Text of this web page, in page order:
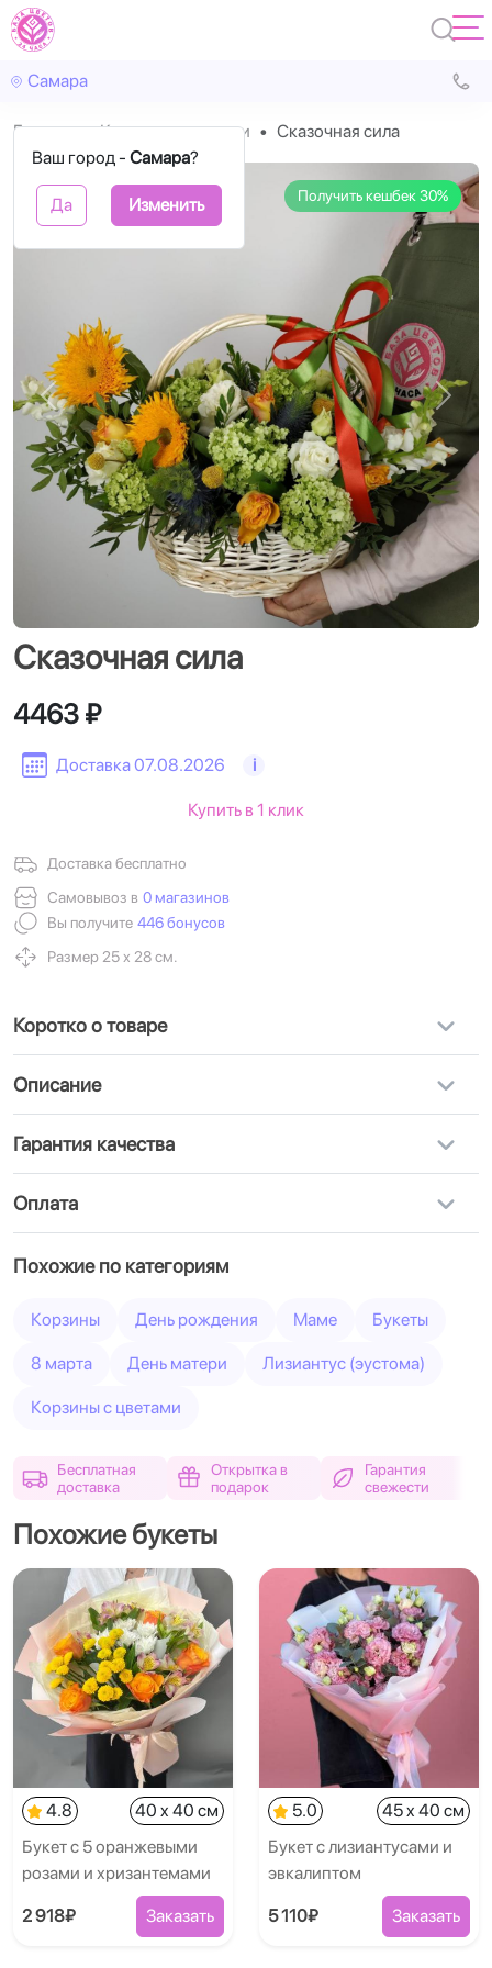
Самара
Ваш город - Самара?
Да Изменить
Главная Корзины с цветами Сказочная сила
Получить кешбек 30%
Назад
Сказочная сила
Доставка 07.08.2026 i
4463 ₽
Доставка бесплатно
Самовывоз в 0 магазинов
Вы получите 446 бонусов
Размер 25 х 28 см.
Купить в 1 клик
Коротко о товаре
Описание
Гарантия качества
Оплата
Похожие по категориям
Корзины День рождения Маме Букеты
8 марта День матери Лизиантус (эустома)
Корзины с цветами
Бесплатная
доставка
Открытка в
подарок
Гарантия
свежести
Похожие букеты
4.8
40 x 40 см
Букет с 5 оранжевыми
розами и хризантемами
2 918₽ Заказать
5.0
45 x 40 см
Букет с лизиантусами и
эвкалиптом
5 110₽ Заказать